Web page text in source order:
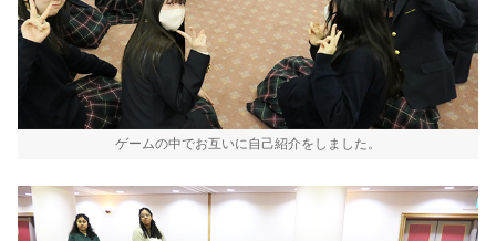
ゲームの中でお互いに自己紹介をしました。